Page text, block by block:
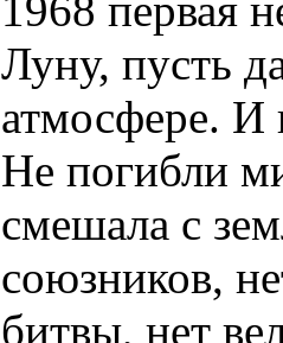
Луну, пусть
атмосфере. И
Не погибли
смешала с
союзников,
битвы, нет